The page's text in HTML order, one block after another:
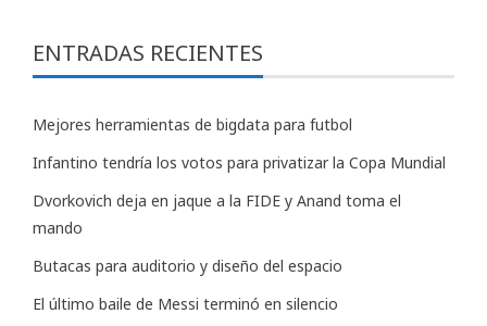
ENTRADAS RECIENTES
Mejores herramientas de bigdata para futbol
Infantino tendría los votos para privatizar la Copa Mundial
Dvorkovich deja en jaque a la FIDE y Anand toma el
mando
Butacas para auditorio y diseño del espacio
El último baile de Messi terminó en silencio